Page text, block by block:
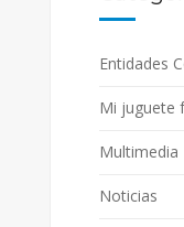
Entidades
Mi juguete
Multimedia
Noticias